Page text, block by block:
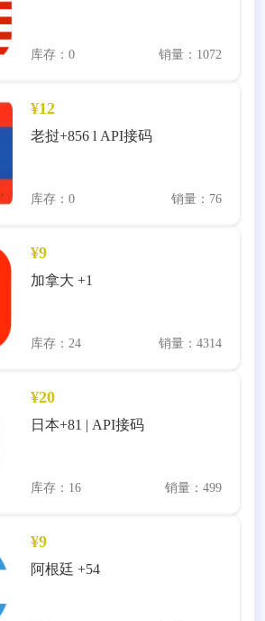
库存：0 销量：1072
¥12
老挝+856 l API接码
库存：0 销量：76
¥9
加拿大 +1
库存：24 销量：4314
¥20
日本+81 | API接码
库存：16 销量：499
¥9
阿根廷 +54